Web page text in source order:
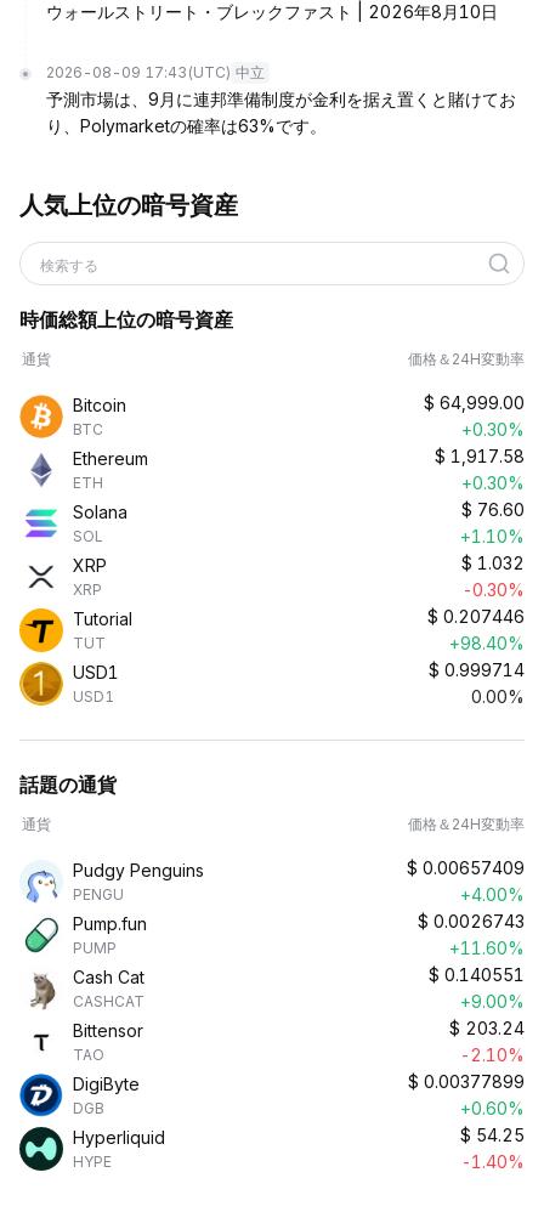
ウォールストリート・ブレックファスト | 2026年8月10日
2026-08-09 17:43 (UTC) 中立
予測市場は、9月に連邦準備制度が金利を据え置くと賭けてお
り、Polymarketの確率は63%です。
人気上位の暗号資産
検索する
時価総額上位の暗号資産
通貨 価格＆24H変動率
Bitcoin
BTC
$ 64,999.00
+0.30%
Ethereum
ETH
$ 1,917.58
+0.30%
Solana
SOL
$ 76.60
+1.10%
XRP
XRP
$ 1.032
-0.30%
Tutorial
TUT
$ 0.207446
+98.40%
USD1
USD1
$ 0.999714
0.00%
話題の通貨
通貨 価格＆24H変動率
Pudgy Penguins
PENGU
$ 0.00657409
+4.00%
Pump.fun
PUMP
$ 0.0026743
+11.60%
Cash Cat
CASHCAT
$ 0.140551
+9.00%
Bittensor
TAO
$ 203.24
-2.10%
DigiByte
DGB
$ 0.00377899
+0.60%
Hyperliquid
HYPE
$ 54.25
-1.40%